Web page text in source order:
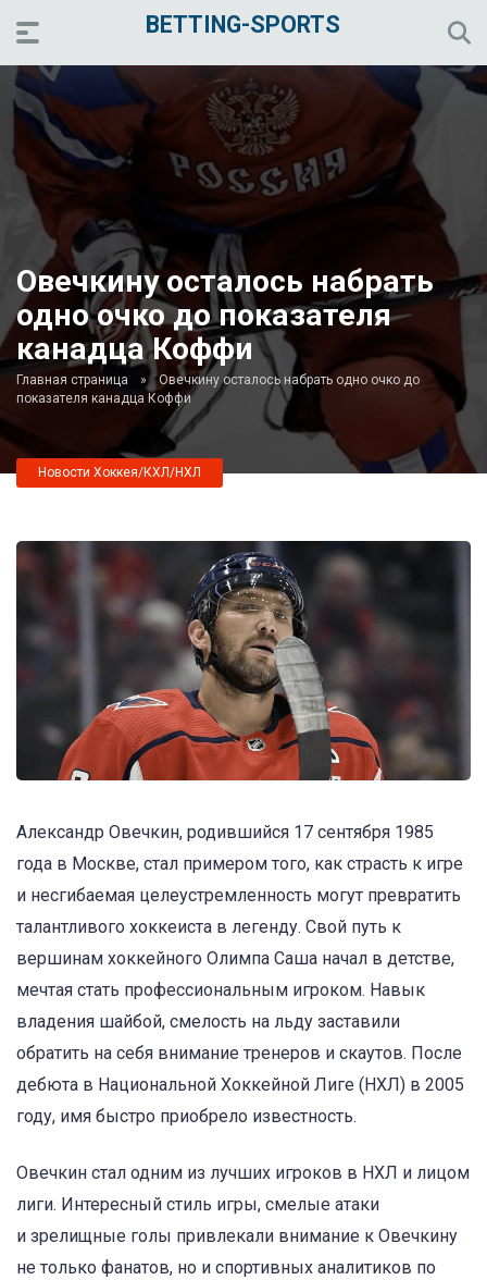
BETTING-SPORTS
Овечкину осталось набрать
одно очко до показателя
канадца Коффи
Главная страница » Овечкину осталось набрать одно очко до
показателя канадца Коффи
Новости Хоккея/КХЛ/НХЛ
Александр Овечкин, родившийся 17 сентября 1985
года в Москве, стал примером того, как страсть к игре
и несгибаемая целеустремленность могут превратить
талантливого хоккеиста в легенду. Свой путь к
вершинам хоккейного Олимпа Саша начал в детстве,
мечтая стать профессиональным игроком. Навык
владения шайбой, смелость на льду заставили
обратить на себя внимание тренеров и скаутов. После
дебюта в Национальной Хоккейной Лиге (НХЛ) в 2005
году, имя быстро приобрело известность.
Овечкин стал одним из лучших игроков в НХЛ и лицом
лиги. Интересный стиль игры, смелые атаки
и зрелищные голы привлекали внимание к Овечкину
не только фанатов, но и спортивных аналитиков по